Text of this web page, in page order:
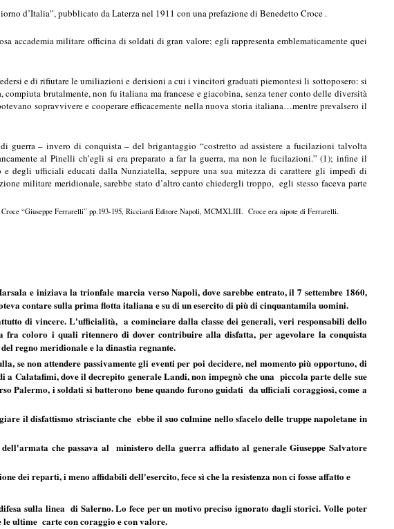
d’Italia”, pubblicato da Laterza nel 1911 con una prefazione di Benedetto Croce .
accademia militare officina di soldati di gran valore; egli rappresenta emblematicamente quei
e di rifiutare le umiliazioni e derisioni a cui i vincitori graduati piemontesi li sottoposero: si
brutalmente, non fu italiana ma francese e giacobina, senza tener conto delle diversità
sopravvivere e cooperare efficacemente nella nuova storia italiana…mentre prevalsero il
guerra – invero di conquista – del brigantaggio “costretto ad assistere a fucilazioni talvolta
al Pinelli ch’egli si era preparato a far la guerra, ma non le fucilazioni.” (1); infine il
degli ufficiali educati dalla Nunziatella, seppure una sua mitezza di carattere gli impedì di
militare meridionale, sarebbe stato d’altro canto chiedergli troppo, egli stesso faceva parte
“Giuseppe Ferrarelli” pp.193-195, Ricciardi Editore Napoli, MCMXLIII. Croce era nipote di Ferrarelli.
e iniziava la trionfale marcia verso Napoli, dove sarebbe entrato, il 7 settembre 1860,
contare sulla prima flotta italiana e su di un esercito di più di cinquantamila uomini.
di vincere. L'ufficialità, a cominciare dalla classe dei generali, veri responsabili dello
coloro i quali ritennero di dover contribuire alla disfatta, per agevolare la conquista
regno meridionale e la dinastia regnante.
se non attendere passivamente gli eventi per poi decidere, nel momento più opportuno, di
Calatafimi, dove il decrepito generale Landi, non impegnò che una piccola parte delle sue
i soldati si batterono bene quando furono guidati da ufficiali coraggiosi, come a
il disfattismo strisciante che ebbe il suo culmine nello sfacelo delle truppe napoletane in
che passava al ministero della guerra affidato al generale Giuseppe Salvatore
dei reparti, i meno affidabili dell'esercito, fece sì che la resistenza non ci fosse affatto e
sulla linea di Salerno. Lo fece per un motivo preciso ignorato dagli storici. Volle poter
le ultime carte con coraggio e con valore.